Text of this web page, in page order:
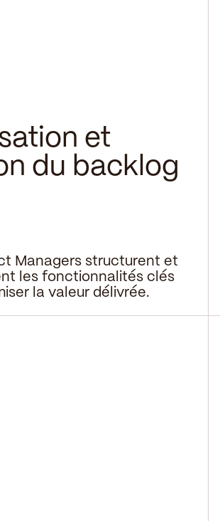
et
du backlog
Managers structurent et
les fonctionnalités clés
la valeur délivrée.